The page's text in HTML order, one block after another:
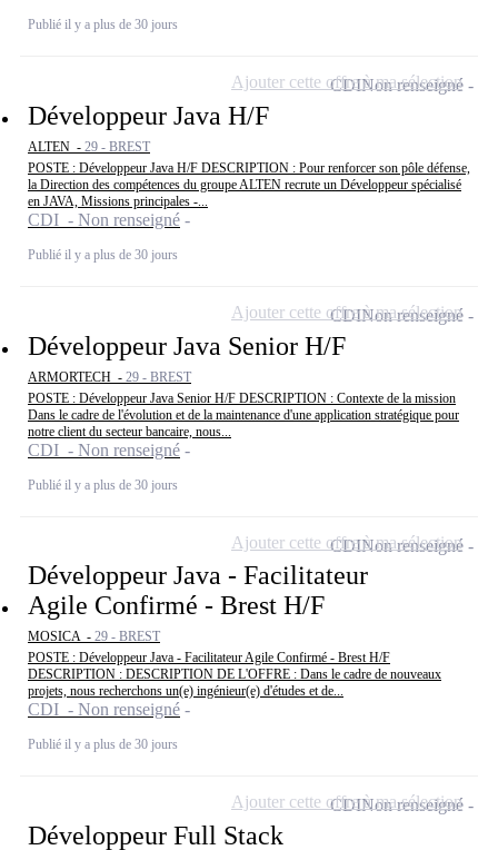
Publié il y a plus de 30 jours
Développeur Java H/F
ALTEN - 29 - BREST
POSTE : Développeur Java H/F DESCRIPTION : Pour renforcer son pôle défense,
la Direction des compétences du groupe ALTEN recrute un Développeur spécialisé
en JAVA, Missions principales -...
CDI - Non renseigné
Publié il y a plus de 30 jours
CDINon renseigné
Ajouter cette offre à ma sélection
Développeur Java Senior H/F
ARMORTECH - 29 - BREST
POSTE : Développeur Java Senior H/F DESCRIPTION : Contexte de la mission
Dans le cadre de l'évolution et de la maintenance d'une application stratégique pour
notre client du secteur bancaire, nous...
CDI - Non renseigné
Publié il y a plus de 30 jours
CDINon renseigné
Ajouter cette offre à ma sélection
Développeur Java - Facilitateur
Agile Confirmé - Brest H/F
MOSICA - 29 - BREST
POSTE : Développeur Java - Facilitateur Agile Confirmé - Brest H/F
DESCRIPTION : DESCRIPTION DE L'OFFRE : Dans le cadre de nouveaux
projets, nous recherchons un(e) ingénieur(e) d'études et de...
CDI - Non renseigné
Publié il y a plus de 30 jours
CDINon renseigné
Ajouter cette offre à ma sélection
Développeur Full Stack
CDINon renseigné
Ajouter cette offre à ma sélection